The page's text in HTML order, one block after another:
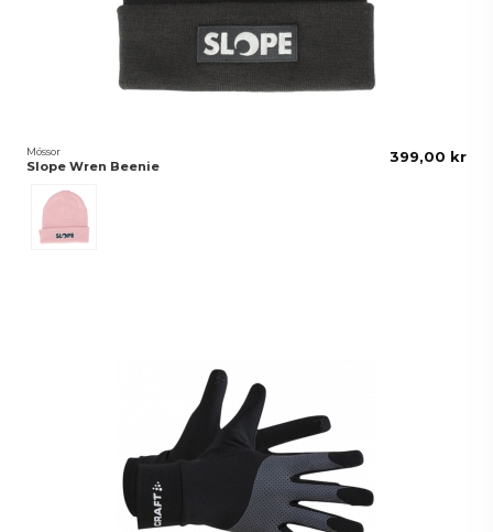
Mössor
Slope Wren Beenie
Rosa
399,00 kr